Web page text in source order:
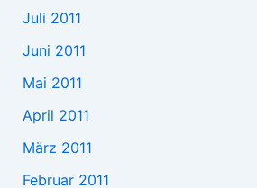
Juli 2011
Juni 2011
Mai 2011
April 2011
März 2011
Februar 2011